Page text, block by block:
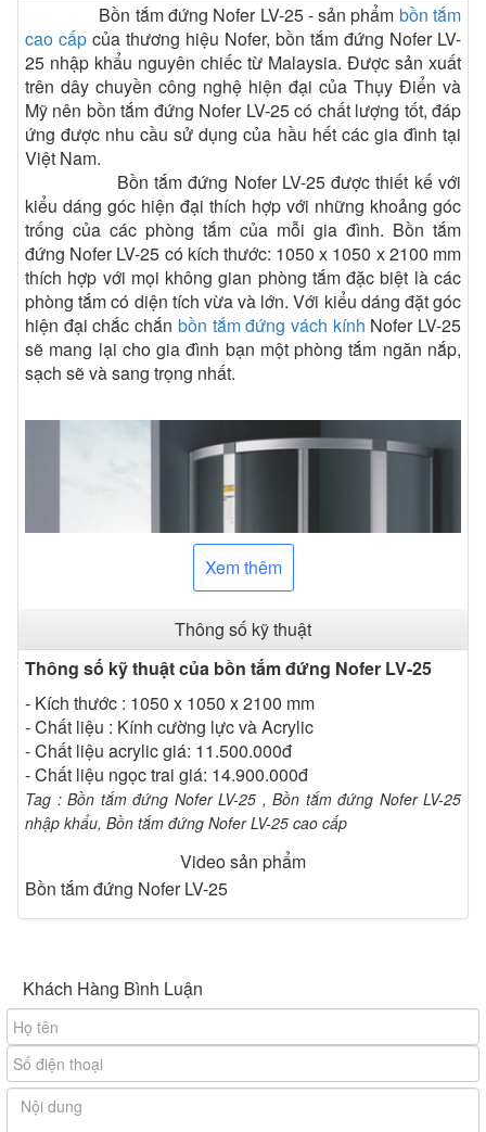
Bồn tắm đứng Nofer LV-25 - sản phẩm bồn tắm
cao cấp của thương hiệu Nofer, bồn tắm đứng Nofer LV-
25 nhập khẩu nguyên chiếc từ Malaysia. Được sản xuất
trên dây chuyền công nghệ hiện đại của Thụy Điển và
Mỹ nên bồn tắm đứng Nofer LV-25 có chất lượng tốt, đáp
ứng được nhu cầu sử dụng của hầu hết các gia đình tại
Việt Nam.
Bồn tắm đứng Nofer LV-25 được thiết kế với
kiểu dáng góc hiện đại thích hợp với những khoảng góc
trống của các phòng tắm của mỗi gia đình. Bồn tắm
đứng Nofer LV-25 có kích thước: 1050 x 1050 x 2100 mm
thích hợp với mọi không gian phòng tắm đặc biệt là các
phòng tắm có diện tích vừa và lớn. Với kiểu dáng đặt góc
hiện đại chắc chắn bồn tắm đứng vách kính Nofer LV-25
sẽ mang lại cho gia đình bạn một phòng tắm ngăn nắp,
sạch sẽ và sang trọng nhất.
Hình ảnh minh họa chobồn tắm Nofer
trắng sang trọng và sạch sẽ, chống ố vàng và dễ dàng
lau chùi vệ sinh. Đế của bồn cao có thể dùng coi như
một bồn tắm ngâm rất tiện dụng. Phần kính của bồn
được làm từ chất liệu kính nhập khẩu chịu lực, chịu nhiệt
màu trong suốt chống bám bẩn. Chân của bồn được làm
bằng chất liệu Inox chống han gỉ và chống Oxi hóa nên
có độ bền cao. Các thanh khung ngang và dọc của bồn
Xem thêm
Thông số kỹ thuật
Thông số kỹ thuật của bồn tắm đứng Nofer LV-25
- Kích thước : 1050 x 1050 x 2100 mm
- Chất liệu : Kính cường lực và Acrylic
- Chất liệu acrylic giá: 11.500.000đ
- Chất liệu ngọc trai giá: 14.900.000đ
Tag : Bồn tắm đứng Nofer LV-25 , Bồn tắm đứng Nofer LV-25
nhập khẩu, Bồn tắm đứng Nofer LV-25 cao cấp
Video sản phẩm
Bồn tắm đứng Nofer LV-25
Khách Hàng Bình Luận